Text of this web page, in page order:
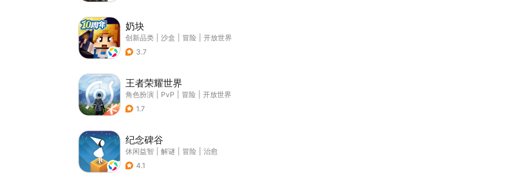
奶块
创新品类 沙盒 冒险
开放世界
3.7
王者荣耀世界
角色扮演 PvP 冒险
开放世界
1.7
纪念碑谷
休闲益智 解谜 冒险
治愈
4.1